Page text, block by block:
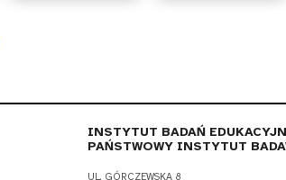
INSTYTUT BADAŃ
PAŃSTWOWY INSTYTUT
UL. GÓRCZEWSKA 8